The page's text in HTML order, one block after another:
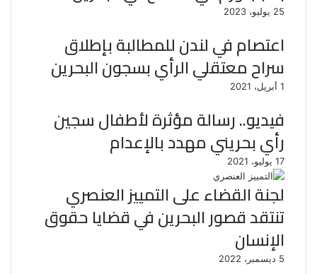
25 يوليو، 2023
اعتصام في لندن للمطالبة بإطلاق
سراح معتقلي الرأي بسجون البحرين
1 أبريل، 2021
فيديو.. رسالة مؤثرة لأطفال سجين
رأي بحريني مهدد بالإعدام
17 يوليو، 2021
لجنة القضاء على التمييز العنصري
تنتقد قصور البحرين في قضايا حقوق
الإنسان
5 ديسمبر، 2022